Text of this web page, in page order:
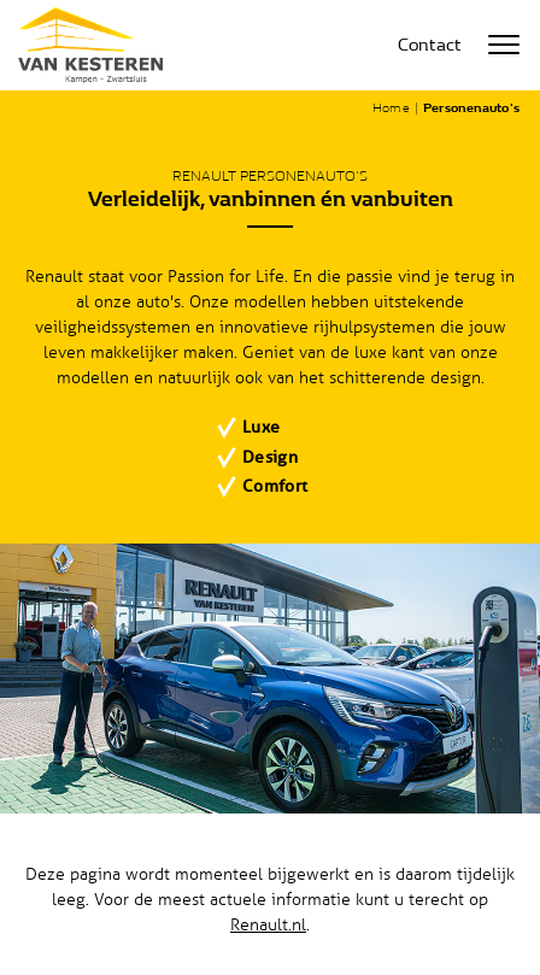
Contact
Home Personenauto's
RENAULT PERSONENAUTO'S
Verleidelijk, vanbinnen én vanbuiten
Renault staat voor Passion for Life. En die passie vind je terug in
al onze auto's. Onze modellen hebben uitstekende
veiligheidssystemen en innovatieve rijhulpsystemen die jouw
leven makkelijker maken. Geniet van de luxe kant van onze
modellen en natuurlijk ook van het schitterende design.
Luxe
Design
Comfort
Deze pagina wordt momenteel bijgewerkt en is daarom tijdelijk
leeg. Voor de meest actuele informatie kunt u terecht op
Renault.nl.